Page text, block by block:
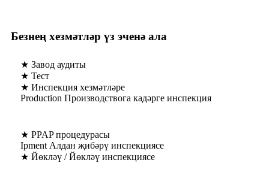
Безнең хезмәтләр үз эченә ала
★ Завод аудиты
★ Тест
★ Инспекция хезмәтләре
Production Производствога кадәрге инспекция
★ PPAP процедурасы
Ipment Алдан җибәрү инспекциясе
★ Йөкләү / Йөкләү инспекциясе